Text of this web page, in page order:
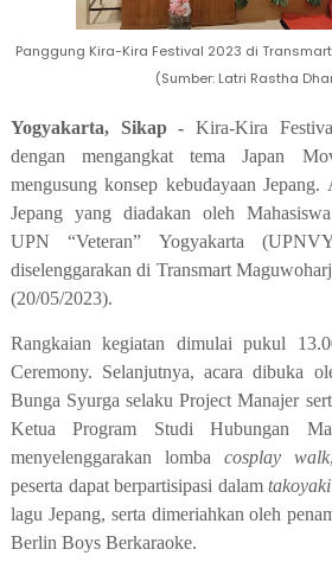
Panggung Kira-Kira Festival 2023 di
(Sumber: Latri Rastha
Yogyakarta, Sikap -Kira-Kira
dengan mengangkat tema Japan
mengusung konsep kebudayaan
Jepang yang diadakan oleh
UPN “Veteran” Yogyakarta
diselenggarakan di Transmart
(20/05/2023).
Rangkaian kegiatan dimulai pukul
Ceremony. Selanjutnya, acara dibuka
Bunga Syurga selaku Project Manajer
Ketua Program Studi Hubungan
menyelenggarakan lomba cosplay walk
peserta dapat berpartisipasi dalam
lagu Jepang, serta dimeriahkan oleh
Berlin Boys Berkaraoke.